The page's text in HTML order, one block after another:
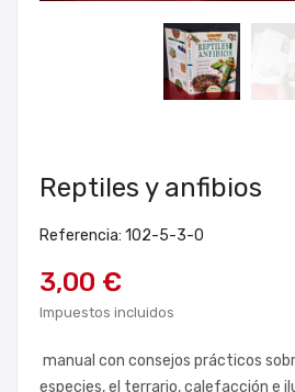
Reptiles y anfibios
Referencia: 102-5-3-0
3,00 €
Impuestos incluidos
manual con consejos prácticos
especies, el terrario, calefacción e